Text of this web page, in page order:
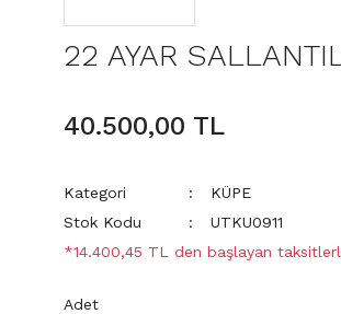
22 AYAR
40.500,00 TL
Kategori
KÜPE
Stok Kodu
UTKU0911
*14.400,45 TL den başlayan
Adet